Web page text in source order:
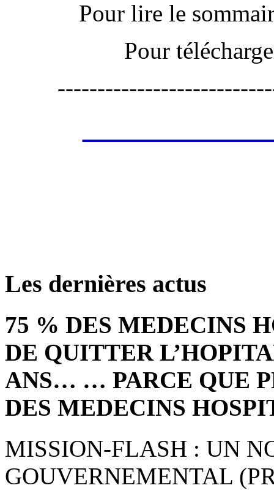
Pour lire le
Pour
Les dernières actus
75 % DES MEDECINS
DE QUITTER
ANS… … PARCE QUE
DES MEDECINS
MISSION-FLASH : UN
GOUVERNEMENTAL